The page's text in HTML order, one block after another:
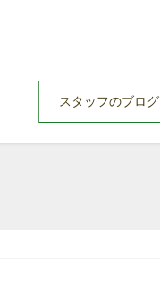
スタッフのブログ